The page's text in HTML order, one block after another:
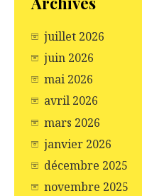
juillet 2026
juin 2026
mai 2026
avril 2026
mars 2026
janvier 2026
décembre 2025
novembre 2025